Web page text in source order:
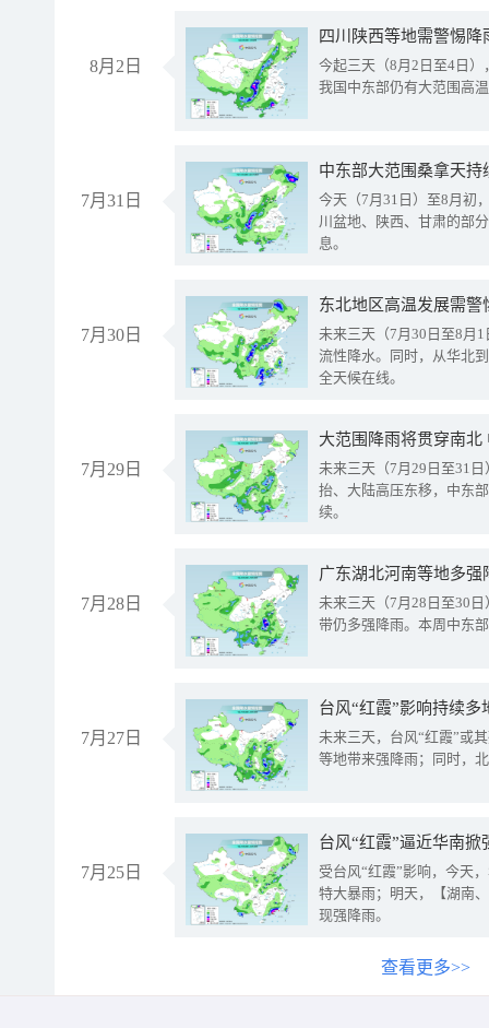
8月2日
今起三天（8月2日至4日
我国中东部仍有大范围高
7月31日
中东部大范围桑拿天
今天（7月31日）至8月初
川盆地、陕西、甘肃的部
息。
7月30日
东北地区高温发展需
未来三天（7月30日至8月
流性降水。同时，从华北
全天候在线。
7月29日
大范围降雨将贯穿南
未来三天（7月29日至31
抬、大陆高压东移，中东
续。
7月28日
广东湖北河南等地多
未来三天（7月28日至30
带仍多强降雨。本周中东
7月27日
台风“红霞”影响持续
未来三天，台风“红霞”或
等地带来强降雨；同时，
7月25日
台风“红霞”逼近华南
受台风“红霞”影响，今天
特大暴雨；明天，【湖南
现强降雨。
查看更多>>